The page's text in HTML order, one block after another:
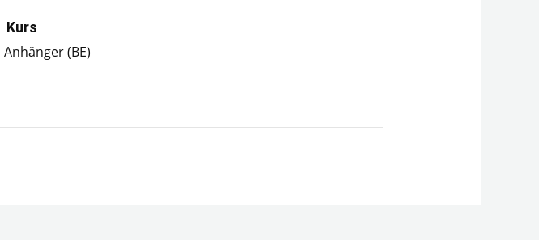
Kurs
Anhänger (BE)